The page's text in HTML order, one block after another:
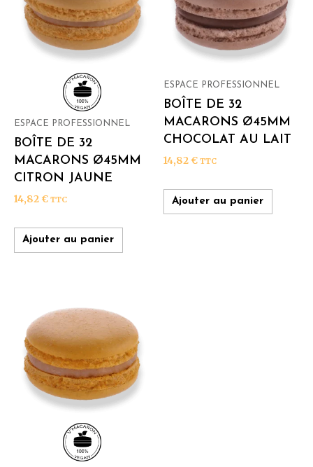
ESPACE PROFESSIONNEL
BOÎTE DE 32
MACARONS Ø45MM
CITRON JAUNE
14,82 € TTC
Ajouter au panier
ESPACE PROFESSIONNEL
BOÎTE DE 32
MACARONS Ø45MM
CHOCOLAT AU LAIT
14,82 € TTC
Ajouter au panier